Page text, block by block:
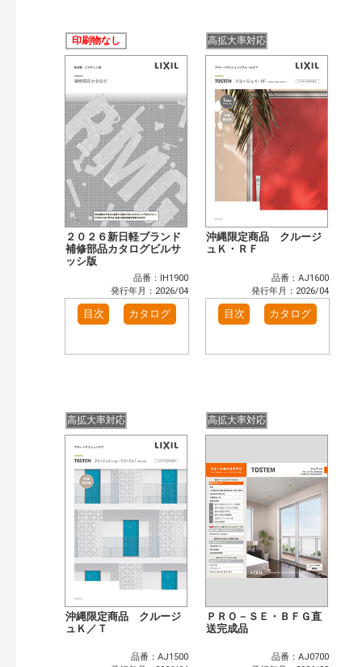
印刷物なし
２０２６新日軽ブランド
補修部品カタログビルサ
ッシ版
品番：IH1900
発行年月：2026/04
目次 カタログ
高拡大率対応
沖縄限定商品 クルージ
ュＫ・ＲＦ
品番：AJ1600
発行年月：2026/04
目次 カタログ
高拡大率対応
沖縄限定商品 クルージ
ュＫ／Ｔ
品番：AJ1500
高拡大率対応
ＰＲＯ－ＳＥ・ＢＦＧ直
送完成品
品番：AJ0700